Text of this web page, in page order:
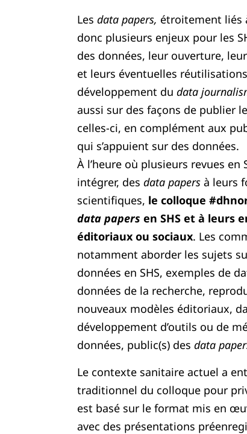
Les data papers, étroitement liés
donc plusieurs enjeux pour les
des données, leur ouverture,
et leurs éventuelles
développement du data
aussi sur des façons de publier
celles-ci, en complément aux
qui s’appuient sur des données.
À l’heure où plusieurs revues
intégrer, des data papersà leurs
scientifiques, le colloque
data papers en SHS et à leurs
éditoriaux ou sociaux. Les
notamment aborder les sujets
données en SHS, exemples de
données de la recherche,
nouveaux modèles éditoriaux,
développement d’outils ou de
données, public(s) des data
Le contexte sanitaire actuel a
traditionnel du colloque pour
est basé sur le format mis en
avec des présentations